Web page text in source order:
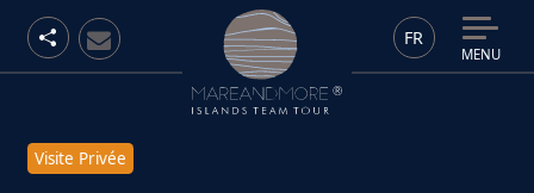
FR
MENU
Visite Privée